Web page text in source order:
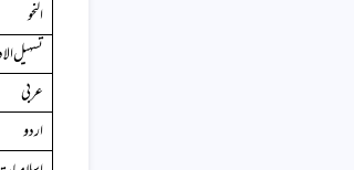
النحو
تسہیل
عربی
اردو